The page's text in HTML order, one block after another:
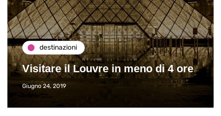
destinazioni
Visitare il Louvre in meno di 4 ore
Giugno 24, 2019